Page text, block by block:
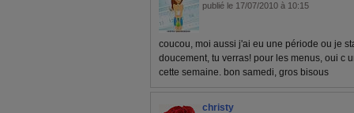
publié le 17/07/2010 à 10:15
coucou, moi aussi j'ai eu une période ou je
doucement, tu verras! pour les menus, oui c
cette semaine. bon samedi, gros bisous
christy